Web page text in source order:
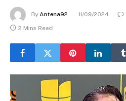
By Antena92 11/09/2024
2 Mins Read